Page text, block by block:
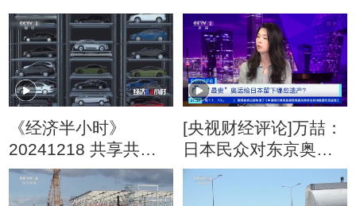
《经济半小时》
20241218 共享共治
破解城市停车难
[央视财经评论]万喆：
日本民众对东京奥运
会心态复杂